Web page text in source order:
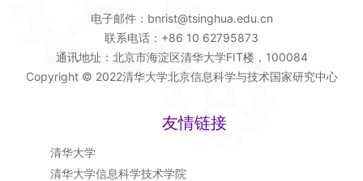
电子邮件：bnrist@tsinghua.edu.cn
联系电话：+86 10 62795873
通讯地址：北京市海淀区清华大学FIT楼，100084
Copyright © 2022清华大学北京信息科学与技术国家研究中心
友情链接
清华大学
清华大学信息科学技术学院